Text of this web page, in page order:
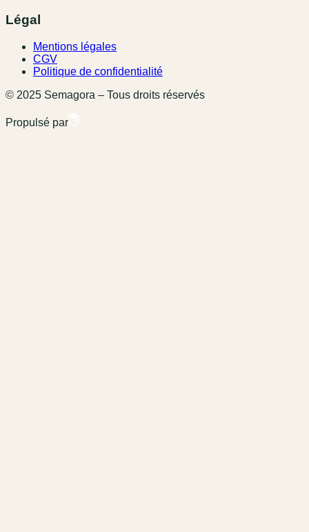
Légal
Mentions légales
CGV
Politique de confidentialité
© 2025 Semagora – Tous droits réservés
Propulsé par